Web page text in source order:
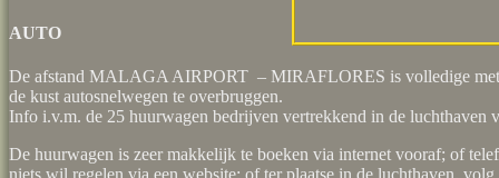
AUTO
De afstand MALAGA AIRPORT – MIRAFLORES is volledige met
de kust autosnelwegen te overbruggen.
Info i.v.m. de 25 huurwagen bedrijven vertrekkend in de luchthaven
De huurwagen is zeer makkelijk te boeken via internet vooraf; of
niets wil regelen via een website; of ter plaatse in de luchthaven,